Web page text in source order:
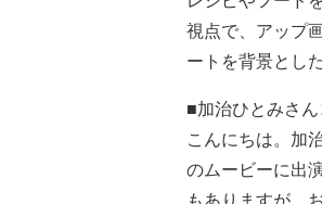
視点で、アップ
ートを背景とし
■加治ひとみさん
こんにちは。加
のムービーに出